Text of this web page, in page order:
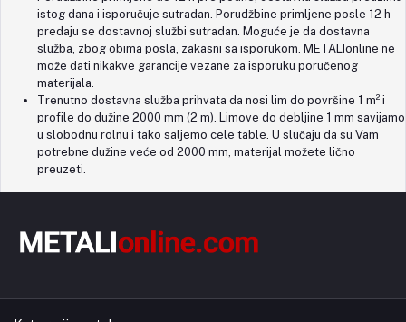
istog dana i isporučuje sutradan. Porudžbine primljene posle 12 h
predaju se dostavnoj službi sutradan. Moguće je da dostavna
služba, zbog obima posla, zakasni sa isporukom. METALIonline ne
može dati nikakve garancije vezane za isporuku poručenog
materijala.
Trenutno dostavna služba prihvata da nosi lim do površine 1 m² i
profile do dužine 2000 mm (2 m). Limove do debljine 1 mm savijamo
u slobodnu rolnu i tako saljemo cele table. U slučaju da su Vam
potrebne dužine veće od 2000 mm, materijal možete lično
preuzeti.